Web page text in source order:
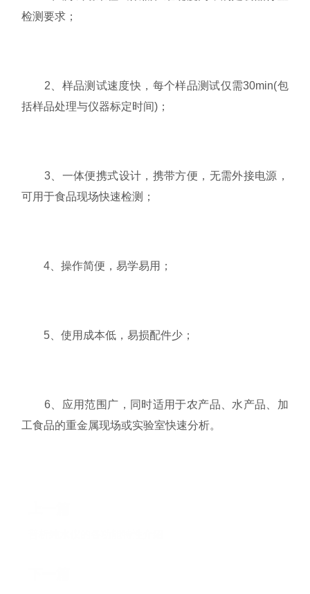
检测要求；
2、样品测试速度快，每个样品测试仅需30min(包
括样品处理与仪器标定时间)；
3、一体便携式设计，携带方便，无需外接电源，
可用于食品现场快速检测；
4、操作简便，易学易用；
5、使用成本低，易损配件少；
6、应用范围广，同时适用于农产品、水产品、加
工食品的重金属现场或实验室快速分析。